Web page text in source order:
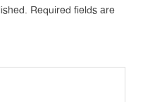
Required fields are